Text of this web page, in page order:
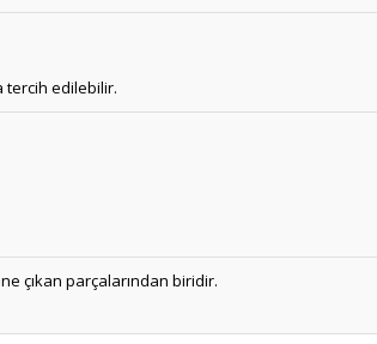
tercih edilebilir.
çıkan parçalarından biridir.